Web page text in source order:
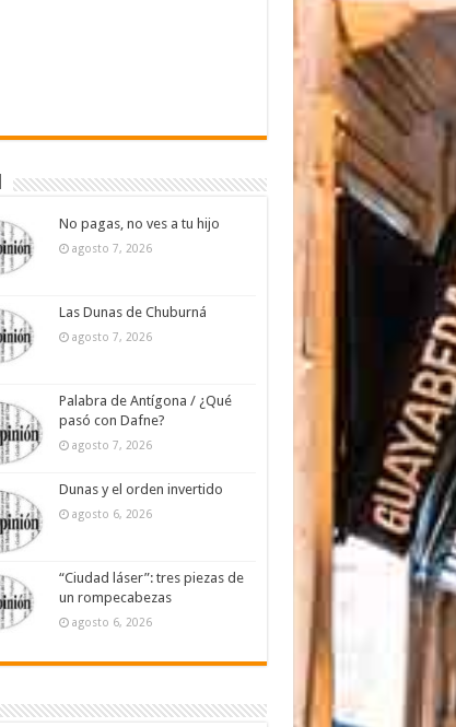
No pagas, no ves a tu hijo
agosto 7, 2026
Las Dunas de Chuburná
agosto 7, 2026
Palabra de Antígona / ¿Qué
pasó con Dafne?
agosto 7, 2026
Dunas y el orden invertido
agosto 6, 2026
“Ciudad láser”: tres piezas de
un rompecabezas
agosto 6, 2026